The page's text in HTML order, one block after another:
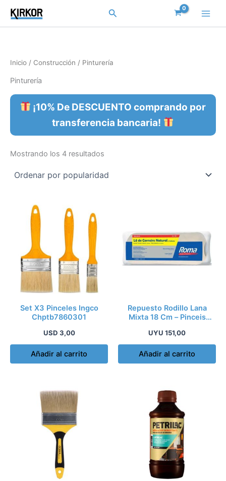
contenido
Buscar
Inicio / Construcción / Pinturería
Pinturería
¡10% De DESCUENTO comprando por
transferencia bancaria!
Mostrando los 4 resultados
por
popularidad
Set X3 Pinceles Ingco
Chptb7860301
USD 3,00
Añadir al carrito
Repuesto Rodillo Lana
Mixta 18 Cm – Pinceis
UYU 151,00
Añadir al carrito